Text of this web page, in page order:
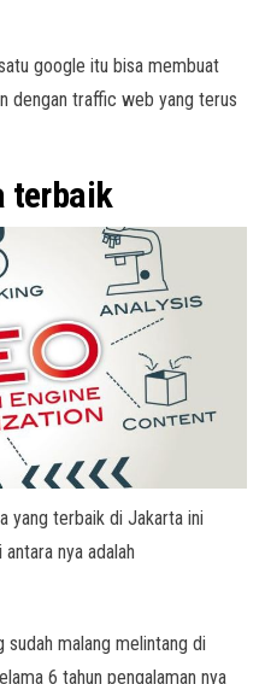
google itu bisa membuat
dengan traffic web yang terus
terbaik
yang terbaik di Jakarta ini
nya adalah
sudah malang melintang di
6 tahun pengalaman nya